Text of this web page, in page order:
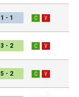
1 - 1 C V
3 - 2 C V
5 - 2 C V